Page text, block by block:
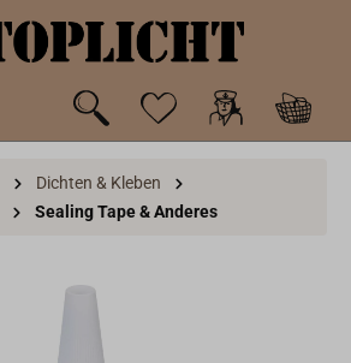
Dichten & Kleben
Sealing Tape & Anderes